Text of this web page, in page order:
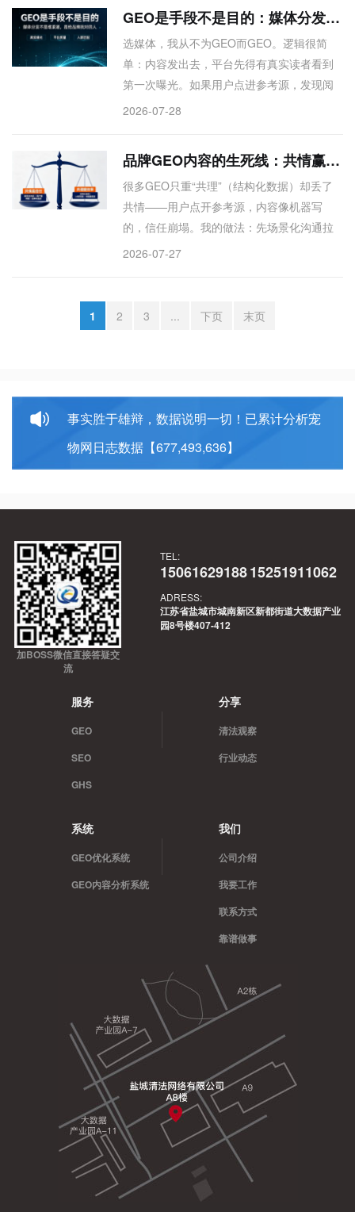
告——关注我，一起用新工具抓住新效率。GEO是手段不是目的：媒体分发不是堆渠道，是给品牌找“对的人”
选媒体，我从不为GEO而GEO。逻辑很简
单：内容发出去，平台先得有真实读者看到
第一次曝光。如果用户点进参考源，发现阅
读量低、AI味重，信任瞬间崩塌。我们实测
的铁三角是：人群匹配×媒体权重×成本平
衡。什么样的内容吸引什么样的人，AI也一
样。别忘了，选对平台，比发满平台更重
要。
2026-07-28
品牌GEO内容的生死线：共情赢信任，共理提效率，缺一不可
很多GEO只重“共理”（结构化数据）却丢了
共情——用户点开参考源，内容像机器写
的，信任崩塌。我的做法：先场景化沟通拉
共鸣，再结构化提升AI抓取效率，最后给可
2026-07-27
1 2 3 ... 下页 末页
事实胜于雄辩，数据说明一切！已累计分析宠
物网日志数据【677,493,636】
加BOSS微信直接答疑交
流
TEL:
1506162918815251911062
ADRESS:
江苏省盐城市城南新区新都街道大数据产业
园8号楼407-412
服务
GEO
SEO
GHS
分享
清法观察
行业动态
系统
GEO优化系统
GEO内容分析系统
我们
公司介绍
我要工作
联系方式
靠谱做事